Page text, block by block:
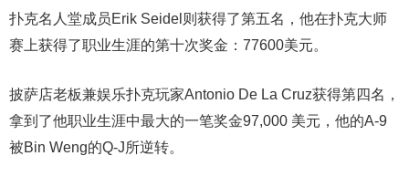
扑克名人堂成员Erik Seidel则获得了第五名，他在扑克大师
赛上获得了职业生涯的第十次奖金：77600美元。
披萨店老板兼娱乐扑克玩家Antonio De La Cruz获得第四名，
拿到了他职业生涯中最大的一笔奖金97,000 美元，他的A-9
被Bin Weng的Q-J所逆转。